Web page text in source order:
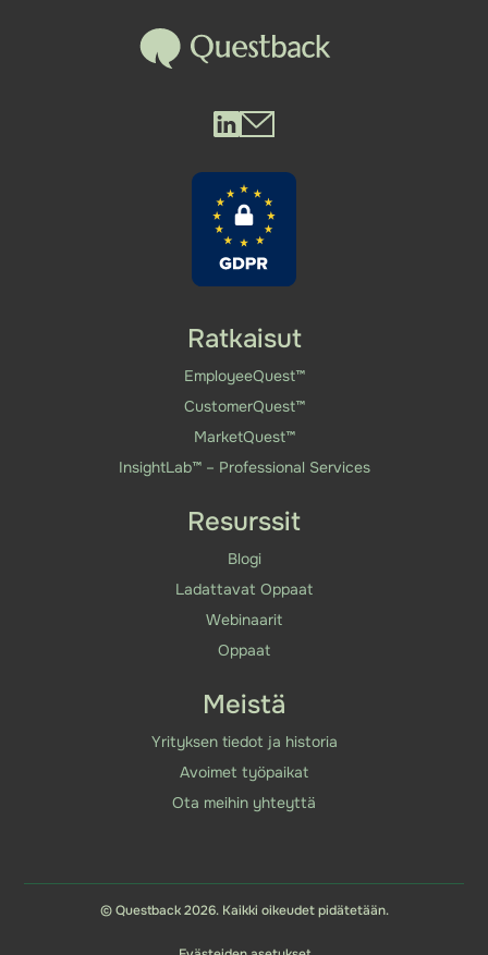
Questback LinkedIn
Questback Mail
Ratkaisut
EmployeeQuest™
CustomerQuest™
MarketQuest™
InsightLab™ – Professional Services
Resurssit
Blogi
Ladattavat Oppaat
Webinaarit
Oppaat
Meistä
Yrityksen tiedot ja historia
Avoimet työpaikat
Ota meihin yhteyttä
© Questback 2026. Kaikki oikeudet pidätetään.